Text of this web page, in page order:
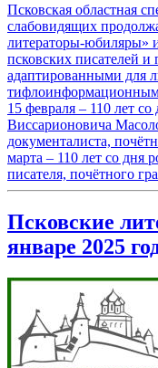
Псковская областная
слабовидящих
литераторы-юбиляры»
псковских писателей и
адаптированными для
тифлоинформационным
15 февраля – 110 лет
Виссарионовича
документалиста,
марта – 110 лет со дня
писателя, почётного
Псковские
январе 2025